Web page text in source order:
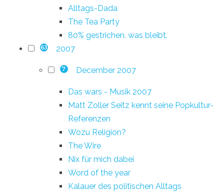
Alltags-Dada
The Tea Party
80% gestrichen. was bleibt.
63 2007
7 December 2007
Das wars - Musik 2007
Matt Zoller Seitz kennt seine Popkultur-
Referenzen
Wozu Religion?
The Wire
Nix für mich dabei
Word of the year
Kalauer des politischen Alltags